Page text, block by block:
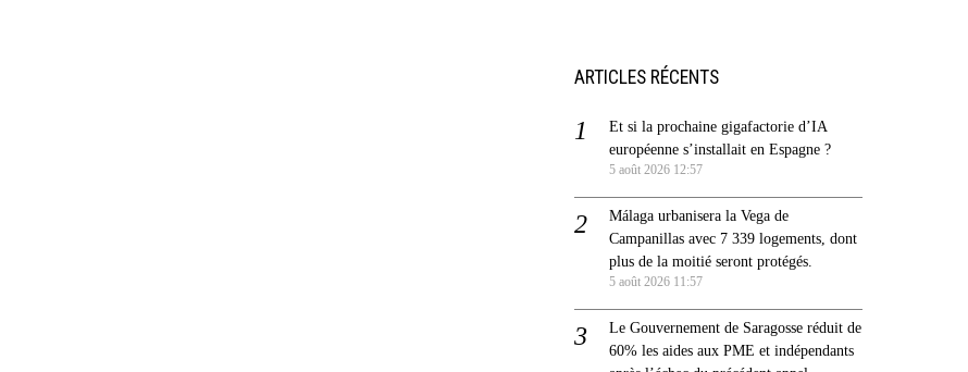
ARTICLES RÉCENTS
Et si la prochaine gigafactorie d’IA
européenne s’installait en Espagne ?
5 août 2026 12:57
Málaga urbanisera la Vega de
Campanillas avec 7 339 logements, dont
plus de la moitié seront protégés.
5 août 2026 11:57
Le Gouvernement de Saragosse réduit de
60% les aides aux PME et indépendants